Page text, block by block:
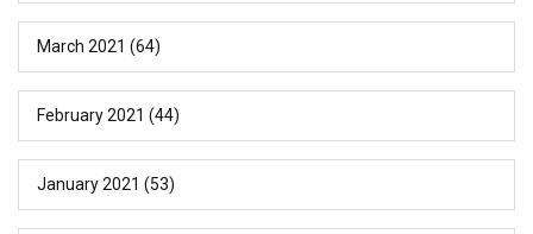
March 2021 (64)
February 2021 (44)
January 2021 (53)